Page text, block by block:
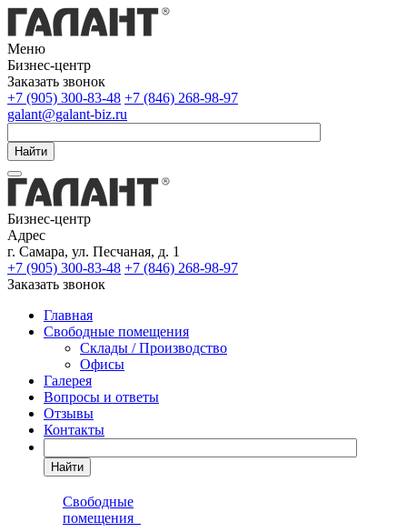
Меню
Бизнес-центр
Заказать звонок
+7 (905) 300-83-48 +7 (846) 268-98-97
galant@galant-biz.ru
Найти
Бизнес-центр
Адрес
г. Самара, ул. Песчаная, д. 1
+7 (905) 300-83-48 +7 (846) 268-98-97
Заказать звонок
Главная
Свободные помещения
Склады / Производство
Офисы
Галерея
Вопросы и ответы
Отзывы
Контакты
Найти
Свободные
помещения